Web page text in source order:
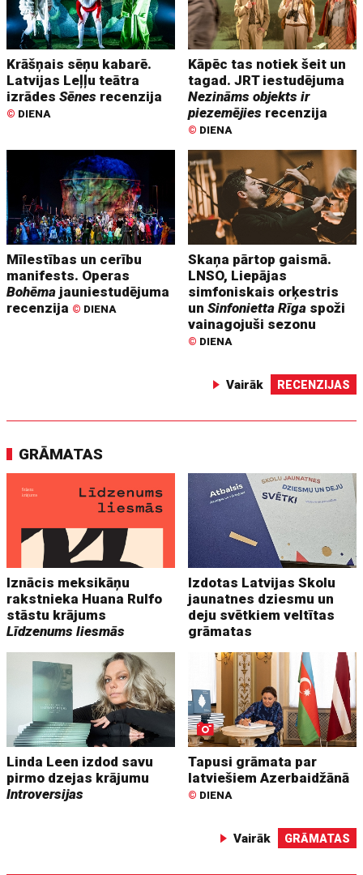
Krāšņais sēņu kabarē.
Latvijas Leļļu teātra
izrādesSēnes recenzija
© DIENA
Kāpēc tas notiek šeit un
tagad. JRT iestudējuma
Nezināms objekts ir
piezemējies recenzija
© DIENA
Mīlestības un cerību
manifests. Operas
Bohēma jauniestudējuma
recenzija © DIENA
Skaņa pārtop gaismā.
LNSO, Liepājas
simfoniskais orķestris
unSinfonietta Rīga spoži
vainagojuši sezonu
© DIENA
Vairāk RECENZIJAS
GRĀMATAS
Iznācis meksikāņu
rakstnieka Huana Rulfo
stāstu krājums
Līdzenums liesmās
Izdotas Latvijas Skolu
jaunatnes dziesmu un
deju svētkiem veltītas
grāmatas
Linda Leen izdod savu
pirmo dzejas krājumu
Introversijas
Tapusi grāmata par
latviešiem Azerbaidžānā
© DIENA
Vairāk GRĀMATAS